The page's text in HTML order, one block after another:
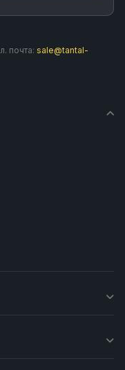
почта: sale@tantal-